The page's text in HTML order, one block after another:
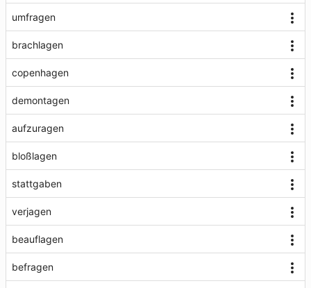
umfragen
brachlagen
copenhagen
demontagen
aufzuragen
bloßlagen
stattgaben
verjagen
beauflagen
befragen